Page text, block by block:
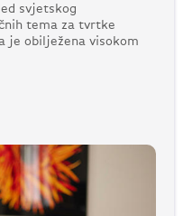
svjetskog
tema za tvrtke
je obilježena visokom